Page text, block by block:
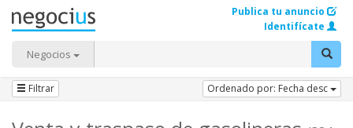
Negocios
Publica tu anuncio
Identifícate
Filtrar Ordenado por: Fecha desc